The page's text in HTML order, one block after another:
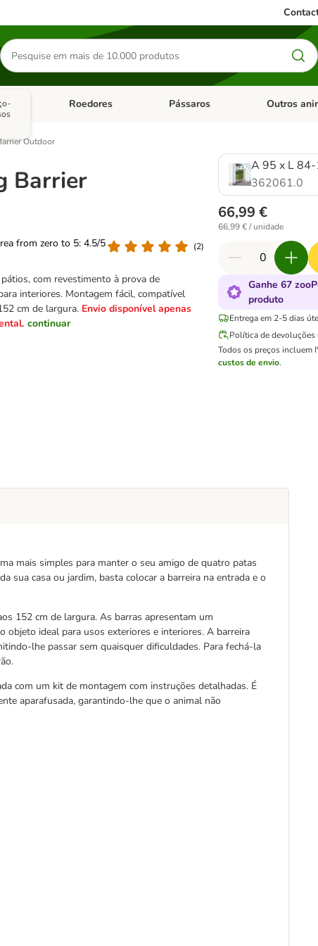
Pesquisar
produtos
Dieta Vet.Abrir menu de categoria: Antiparasitários
Roedores Abrir menu de categoria: Roedores
Pássaros Abrir menu
Outros
Outdoor
Barrier
from zero to 5: 4.5/5
(2)
com revestimento à prova de
interiores. Montagem fácil, compatível
cm de largura. Envio disponível apenas
continuar
A 95 x L
362061.0
66,99 €
66,99 € / unidade
Ganhe 67
produto
Entrega em 2-5 dias
Política de devoluções
Todos os preços incluem
custos de envio.
mais simples para manter o seu amigo de quatro patas
sua casa ou jardim, basta colocar a barreira na entrada e o
152 cm de largura. As barras apresentam um
objeto ideal para usos exteriores e interiores. A barreira
lhe passar sem quaisquer dificuldades. Para fechá-la
com um kit de montagem com instruções detalhadas. É
aparafusada, garantindo-lhe que o animal não